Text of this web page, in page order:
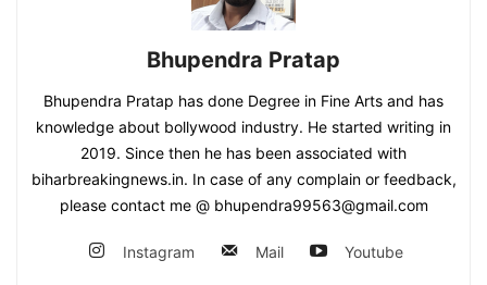
Bhupendra Pratap
Bhupendra Pratap has done Degree in Fine Arts and has
knowledge about bollywood industry. He started writing in
2019. Since then he has been associated with
biharbreakingnews.in. In case of any complain or feedback,
please contact me @ bhupendra99563@gmail.com
Instagram Mail Youtube